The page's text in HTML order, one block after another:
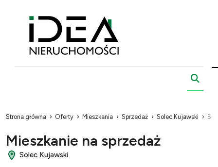
Strona główna Oferty Mieszkania Sprzedaż Solec Kujawski
Mieszkanie na sprzedaż
Solec Kujawski